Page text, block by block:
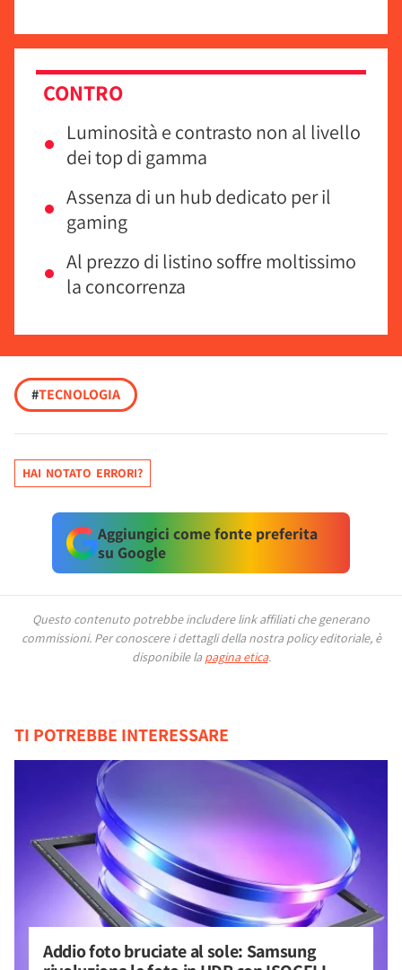
CONTRO
Luminosità e contrasto non al livello
dei top di gamma
Assenza di un hub dedicato per il
gaming
Al prezzo di listino soffre moltissimo
la concorrenza
#TECNOLOGIA
HAI NOTATO ERRORI?
Aggiungici come fonte preferita
su Google
Questo contenuto potrebbe includere link affiliati che generano
commissioni. Per conoscere i dettagli della nostra policy editoriale, è
disponibile la pagina etica.
TI POTREBBE INTERESSARE
Addio foto bruciate al sole: Samsung